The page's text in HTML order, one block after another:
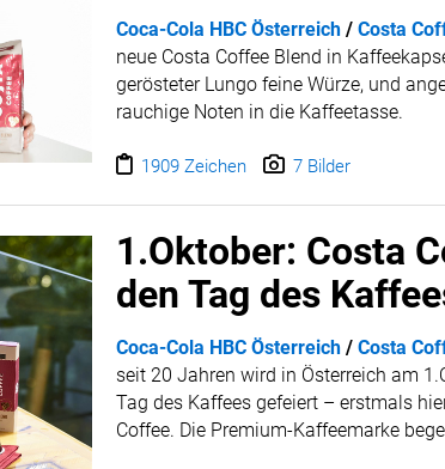
Coca-Cola HBC Österreich/ Costa
neue Costa Coffee Blend in
gerösteter Lungo feine Würze, und
rauchige Noten in die Kaffeetasse.
1909 Zeichen 7 Bilder
1.Oktober: Costa
den Tag des
Coca-Cola HBC Österreich/ Costa
seit 20 Jahren wird in Österreich am
Tag des Kaffees gefeiert – erstmals
Coffee. Die Premium-Kaffeemarke